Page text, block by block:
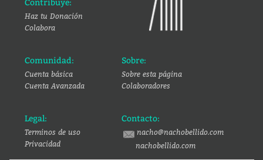
Contribuye:
Haz tu Donación
Colabora
Comunidad:
Cuenta básica
Cuenta Avanzada
Sobre:
Sobre esta página
Colaboradores
Legal:
Terminos de uso
Privacidad
Contacto:
nacho@nachobellido.com
nachobellido.com